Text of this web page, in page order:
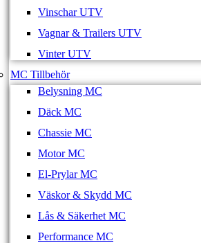
Vinschar UTV
Vagnar & Trailers UTV
Vinter UTV
MC Tillbehör
Belysning MC
Däck MC
Chassie MC
Motor MC
El-Prylar MC
Väskor & Skydd MC
Lås & Säkerhet MC
Performance MC